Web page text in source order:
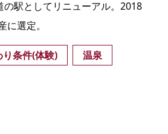
の駅としてリニューアル。2018
選定。
り条件(体験) 温泉